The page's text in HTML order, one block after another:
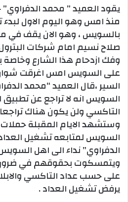
يقود العميد ” محمد
منذ امس وهو اليوم الاول
بالسويس ، وهو الان يقف في
صلاح نسيم امام شركات
وفك ازدحام هذا الشارع
على السويس امس اغرقت
السير ،قال العميد “محمد
السويس انه لا تراجع عن
التاكسي ولن يكون هناك
وستشهد الايام المقبلة
السويس لمتابعه تشغيل
الدفراوي” نداء الى اهل
ويتمسكوت بحقوقهم في
على حسب عداد التاكسي
يرفض تشغيل العداد .